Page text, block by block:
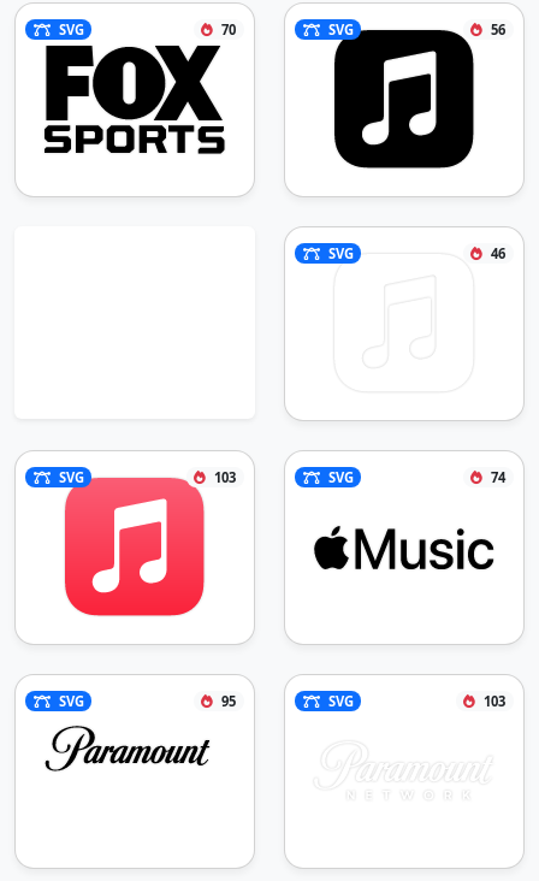
SVG 70 SVG 56
SVG 46
SVG 103 SVG 74
SVG 95 SVG 103